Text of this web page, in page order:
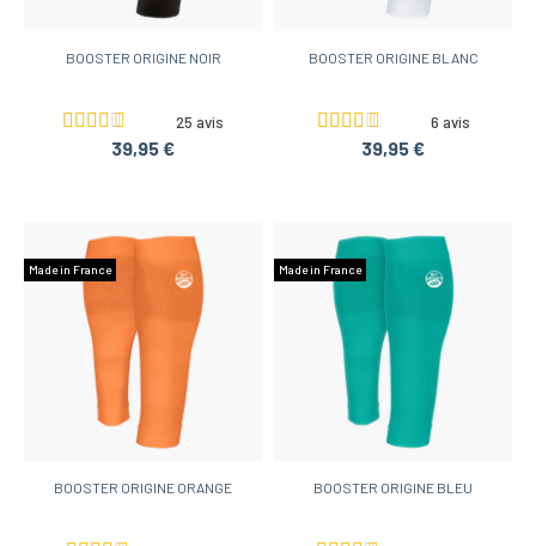
BOOSTER ORIGINE NOIR
25 avis
39,95 €
BOOSTER ORIGINE BLANC
6 avis
39,95 €
Made in France
BOOSTER ORIGINE ORANGE
Made in France
BOOSTER ORIGINE BLEU